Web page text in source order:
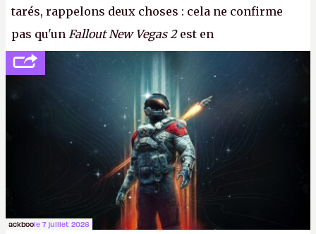
tarés, rappelons deux choses : cela ne confirme
pas qu'un Fallout New Vegas 2est en
développement (pour ce que l'on sait, ils bossent
peut-être sur
Fallout Football ou
Fallout vs. Les
Lapins Crétins) et l'Obsidian d'aujourd'hui n'est plus
le même studio qu'il y a 15 ans. Mais bon, OK, on
peut commencer à fantasmer.A.
ackboole 7 juillet 2026